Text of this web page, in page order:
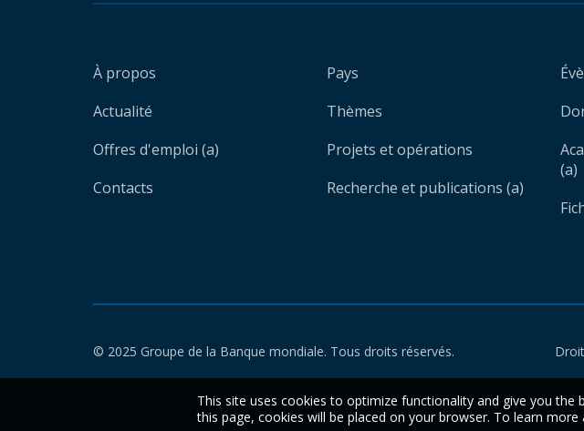
À propos
Actualité
Offres d'emploi (a)
Contacts
Pays
Thèmes
Projets et opérations
Recherche et publications (a)
(a)
© 2025 Groupe de la Banque mondiale. Tous droits réservés.
This site uses cookies to optimize functionality and give you
this page, cookies will be placed on your browser. To learn more